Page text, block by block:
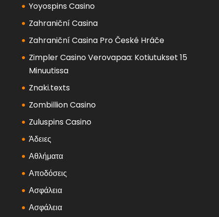
Yoyospins Casino
Zahraniční Casina
Zahraniční Casina Pro České Hráče
Zimpler Casino Verovapaa: Kotiutukset 15
Minuutissa
Znaki.texts
Zombillion Casino
Zuluspins Casino
Άδειες
Αθλήματα
Αποδόσεις
Ασφάλεια
Ασφάλεια